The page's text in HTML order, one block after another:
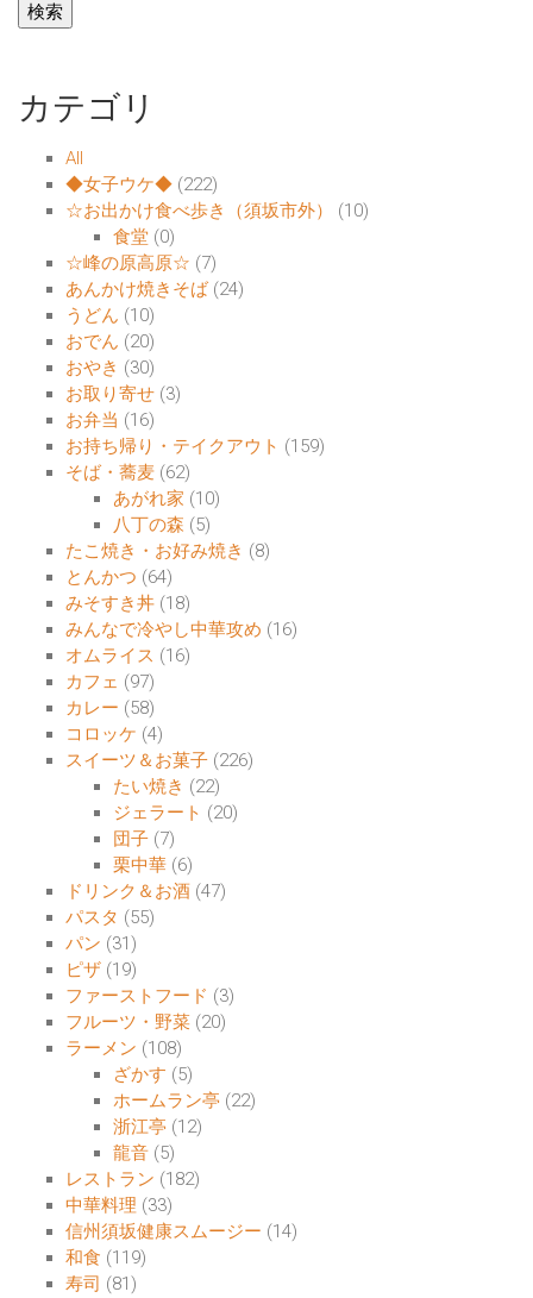
カテゴリ
All
◆女子ウケ◆ (222)
☆お出かけ食べ歩き（須坂市外）
(10)
食堂 (0)
☆峰の原高原☆ (7)
あんかけ焼きそば (24)
うどん (10)
おでん (20)
おやき (30)
お取り寄せ (3)
お弁当 (16)
お持ち帰り・テイクアウト (159)
そば・蕎麦 (62)
あがれ家 (10)
八丁の森 (5)
たこ焼き・お好み焼き (8)
とんかつ (64)
みそすき丼 (18)
みんなで冷やし中華攻め (16)
オムライス (16)
カフェ (97)
カレー (58)
コロッケ (4)
スイーツ＆お菓子 (226)
たい焼き (22)
ジェラート (20)
団子 (7)
栗中華 (6)
ドリンク＆お酒 (47)
パスタ (55)
パン (31)
ピザ (19)
ファーストフード (3)
フルーツ・野菜 (20)
ラーメン (108)
ざかす (5)
ホームラン亭 (22)
浙江亭 (12)
龍音 (5)
レストラン (182)
中華料理 (33)
信州須坂健康スムージー (14)
和食 (119)
寿司 (81)